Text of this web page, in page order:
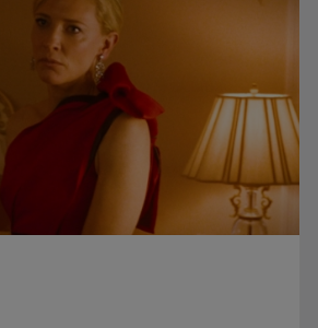
câini și pisici, o boală mai frecventă